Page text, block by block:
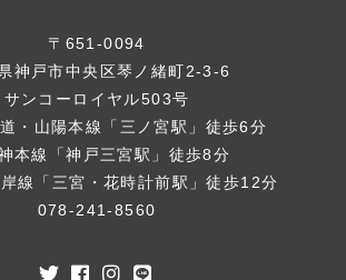
〒651-0094
神戸市中央区琴ノ緒町2-3-6
サンコーロイヤル503号
道・山陽本線「三ノ宮駅」徒歩6分
神本線「神戸三宮駅」徒歩8分
岸線「三宮・花時計前駅」徒歩12分
078-241-8560